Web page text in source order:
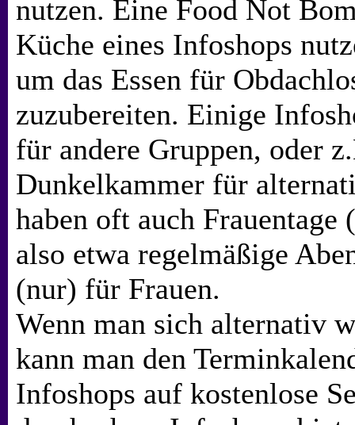
nutzen. Eine Food Not
Küche eines Infoshops
um das Essen für
zuzubereiten. Einige
für andere Gruppen, oder
Dunkelkammer für
haben oft auch Frauentage
also etwa regelmäßige
(nur) für Frauen.
Wenn man sich alternativ
kann man den
Infoshops auf kostenlose